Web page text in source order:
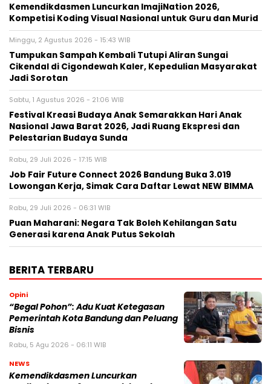
Kemendikdasmen Luncurkan ImajiNation 2026,
Kompetisi Koding Visual Nasional untuk Guru dan Murid
Minggu, 2 Agustus 2026 - 15:43 WIB
Tumpukan Sampah Kembali Tutupi Aliran Sungai
Cikendal di Cigondewah Kaler, Kepedulian Masyarakat
Jadi Sorotan
Sabtu, 1 Agustus 2026 - 21:06 WIB
Festival Kreasi Budaya Anak Semarakkan Hari Anak
Nasional Jawa Barat 2026, Jadi Ruang Ekspresi dan
Pelestarian Budaya Sunda
Rabu, 29 Juli 2026 - 17:15 WIB
Job Fair Future Connect 2026 Bandung Buka 3.019
Lowongan Kerja, Simak Cara Daftar Lewat NEW BIMMA
Rabu, 29 Juli 2026 - 06:31 WIB
Puan Maharani: Negara Tak Boleh Kehilangan Satu
Generasi karena Anak Putus Sekolah
BERITA TERBARU
Opini
“Begal Pohon”: Adu Kuat Ketegasan
Pemerintah Kota Bandung dan Peluang
Bisnis
Rabu, 5 Agu 2026 - 06:11 WIB
NEWS
Kemendikdasmen Luncurkan